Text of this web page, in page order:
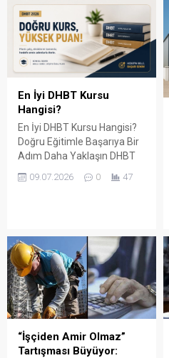
En İyi DHBT Kursu
Hangisi?
En İyi DHBT Kursu Hangisi?
Doğru Eğitimle Başarıya Bir
Adım Daha Yaklaşın DHBT
Testi), Diyanet İşleri
Her yıl binlerce aday bu
sınavda yüksek puan
alabilmek için farklı eğitim
kaynaklarına yöneliyor.
Ancak en sık sorulan
sorulardan...
09.07.2026 0 47
“İşçiden Amir Olmaz”
Tartışması Büyüyor: